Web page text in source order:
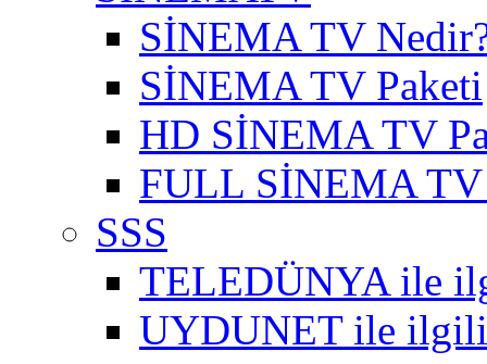
SİNEMA TV
SİNEMA TV Paketi
HD SİNEMA TV
FULL SİNEMA TV
SSS
TELEDÜNYA ile
UYDUNET ile ilgili